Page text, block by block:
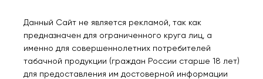
Нет в наличии Нет в наличии
Данный Сайт не является рекламой, так как
предназначен для ограниченного круга лиц, а
именно для совершеннолетних потребителей
табачной продукции (граждан России старше 18 лет)
для предоставления им достоверной информации